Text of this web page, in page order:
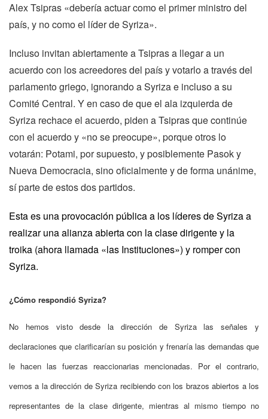
Alex Tsipras «debería actuar como el primer ministro del
país, y no como el líder de Syriza».
Incluso invitan abiertamente a Tsipras a llegar a un
acuerdo con los acreedores del país y votarlo a través del
parlamento griego, ignorando a Syriza e incluso a su
Comité Central. Y en caso de que el ala izquierda de
Syriza rechace el acuerdo, piden a Tsipras que continúe
con el acuerdo y «no se preocupe», porque otros lo
votarán: Potami, por supuesto, y posiblemente Pasok y
Nueva Democracia, sino oficialmente y de forma unánime,
sí parte de estos dos partidos.
Esta es una provocación pública a los líderes de Syriza a
realizar una alianza abierta con la clase dirigente y la
troika (ahora llamada «las Instituciones») y romper con
Syriza.
¿Cómo respondió Syriza?
No hemos visto desde la dirección de Syriza las señales y
declaraciones que clarificarían su posición y frenaría las demandas que
le hacen las fuerzas reaccionarias mencionadas. Por el contrario,
vemos a la dirección de Syriza recibiendo con los brazos abiertos a los
representantes de la clase dirigente, mientras al mismo tiempo no